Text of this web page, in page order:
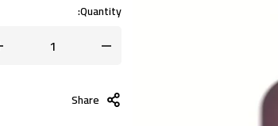
Quantity:
Share